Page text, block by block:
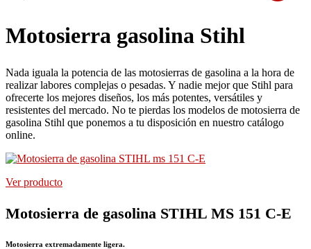
Motosierra gasolina Stihl
Nada iguala la potencia de las motosierras de gasolina a la hora de
realizar labores complejas o pesadas. Y nadie mejor que Stihl para
ofrecerte los mejores diseños, los más potentes, versátiles y
resistentes del mercado. No te pierdas los modelos de motosierra de
gasolina Stihl que ponemos a tu disposición en nuestro catálogo
online.
Ver producto
Motosierra de gasolina STIHL MS 151 C-E
Motosierra extremadamente ligera.